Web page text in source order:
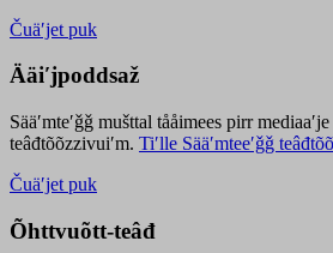
Čuäʹjet puk
Ääiʹjpoddsaž
Sääʹmteʹǧǧ mušttal tååimees pirr
teâđtõõzzivuiʹm. Tiʹlle Sääʹmteeʹǧǧ
Čuäʹjet puk
Õhttvuõtt-teâđ